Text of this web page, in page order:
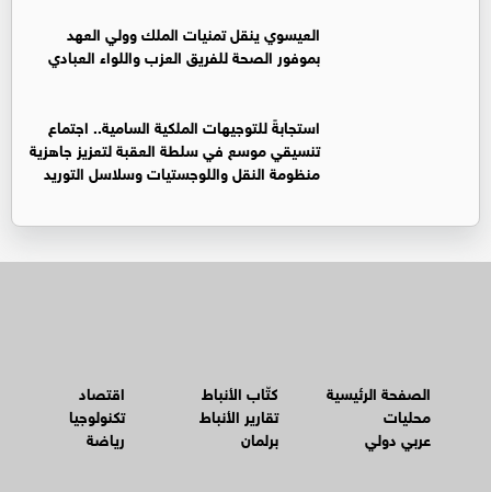
العيسوي ينقل تمنيات الملك وولي العهد
بموفور الصحة للفريق العزب واللواء العبادي
استجابةً للتوجيهات الملكية السامية.. اجتماع
تنسيقي موسع في سلطة العقبة لتعزيز جاهزية
منظومة النقل واللوجستيات وسلاسل التوريد
الصفحة الرئيسية
محليات
عربي دولي
كتّاب الأنباط
تقارير الأنباط
برلمان
اقتصاد
تكنولوجيا
رياضة